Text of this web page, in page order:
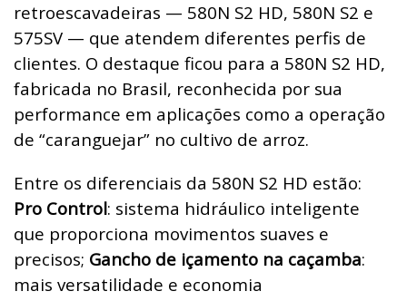
retroescavadeiras — 580N S2 HD, 580N S2 e
575SV — que atendem diferentes perfis de
clientes. O destaque ficou para a 580N S2 HD,
fabricada no Brasil, reconhecida por sua
performance em aplicações como a operação
de “caranguejar” no cultivo de arroz.
Entre os diferenciais da 580N S2 HD estão:
Pro Control: sistema hidráulico inteligente
que proporciona movimentos suaves e
precisos; Gancho de içamento na caçamba:
mais versatilidade e economia